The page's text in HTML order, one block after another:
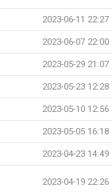
2023-06-11 22:27
2023-06-07 22:00
2023-05-29 21:07
2023-05-23 12:28
2023-05-10 12:56
2023-05-05 16:18
2023-04-23 14:49
2023-04-19 22:26